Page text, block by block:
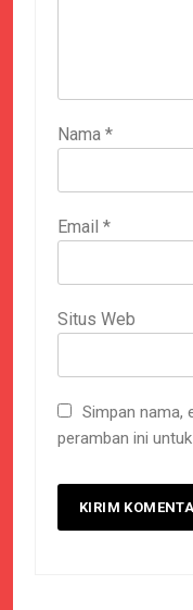
Nama *
Email *
Situs Web
Simpan nama,
peramban ini